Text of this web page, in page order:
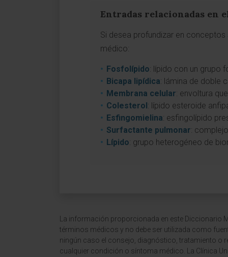
Entradas relacionadas en
Si desea profundizar en
médico:
Fosfolípido: lípido con un grupo
Bicapa lipídica: lámina de doble
Membrana celular: envoltura
Colesterol: lípido esteroide
Esfingomielina: esfingolípido
Surfactante pulmonar:
Lípido: grupo heterogéneo de
La información proporcionada en este Diccionario
términos médicos y no debe ser utilizada como
ningún caso el consejo, diagnóstico, tratamiento o
cualquier condición o síntoma médico. La Clínica